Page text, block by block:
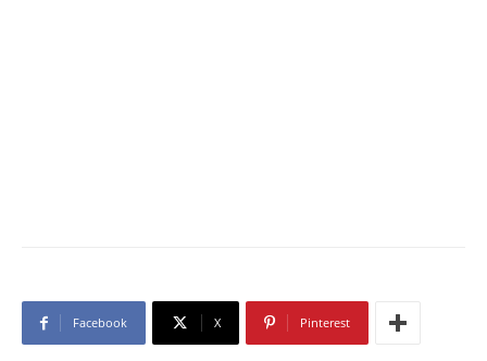
Facebook X Pinterest